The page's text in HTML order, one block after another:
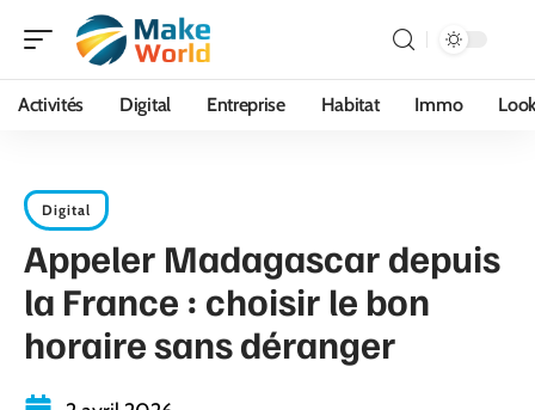
Activités Digital Entreprise Habitat Immo
Digital
Appeler Madagascar depuis
la France : choisir le bon
horaire sans déranger